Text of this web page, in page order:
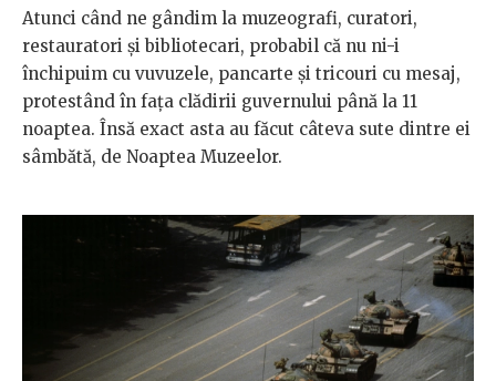
Atunci când ne gândim la muzeografi, curatori,
restauratori și bibliotecari, probabil că nu ni-i
închipuim cu vuvuzele, pancarte și tricouri cu mesaj,
protestând în fața clădirii guvernului până la 11
noaptea. Însă exact asta au făcut câteva sute dintre ei
sâmbătă, de Noaptea Muzeelor.